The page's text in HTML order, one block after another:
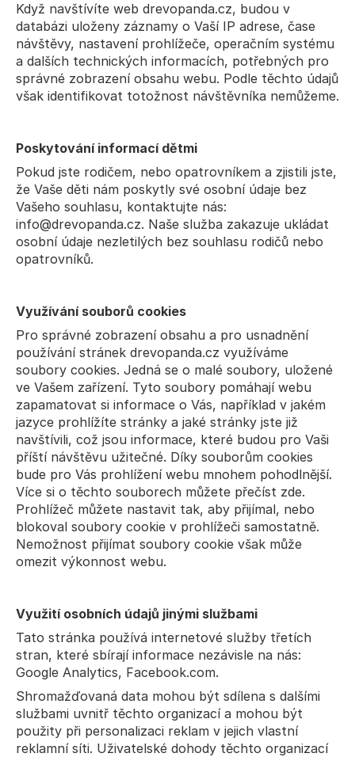
Když navštívíte web drevopanda.cz, budou v
databázi uloženy záznamy o Vaší IP adrese, čase
návštěvy, nastavení prohlížeče, operačním systému
a dalších technických informacích, potřebných pro
správné zobrazení obsahu webu. Podle těchto údajů
však identifikovat totožnost návštěvníka nemůžeme.
Poskytování informací dětmi
Pokud jste rodičem, nebo opatrovníkem a zjistili jste,
že Vaše děti nám poskytly své osobní údaje bez
info@drevopanda.cz. Naše služba zakazuje ukládat
osobní údaje nezletilých bez souhlasu rodičů nebo
opatrovníků.
Využívání souborů cookies
Pro správné zobrazení obsahu a pro usnadnění
používání stránek drevopanda.cz využíváme
soubory cookies. Jedná se o malé soubory, uložené
ve Vašem zařízení. Tyto soubory pomáhají webu
zapamatovat si informace o Vás, například v jakém
jazyce prohlížíte stránky a jaké stránky jste již
navštívili, což jsou informace, které budou pro Vaši
příští návštěvu užitečné. Díky souborům cookies
bude pro Vás prohlížení webu mnohem pohodlnější.
Více si o těchto souborech můžete přečíst zde.
Prohlížeč můžete nastavit tak, aby přijímal, nebo
blokoval soubory cookie v prohlížeči samostatně.
Nemožnost přijímat soubory cookie však může
omezit výkonnost webu.
Využití osobních údajů jinými službami
Tato stránka používá internetové služby třetích
stran, které sbírají informace nezávisle na nás:
Google Analytics, Facebook.com.
Shromažďovaná data mohou být sdílena s dalšími
službami uvnitř těchto organizací a mohou být
použity při personalizaci reklam v jejich vlastní
reklamní síti. Uživatelské dohody těchto organizací